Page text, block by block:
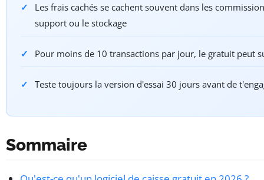
Les frais cachés se cachent souvent dans les
support ou le stockage
Pour moins de 10 transactions par jour, le gratuit peut
Teste toujours la version d'essai 30 jours avant de
Sommaire